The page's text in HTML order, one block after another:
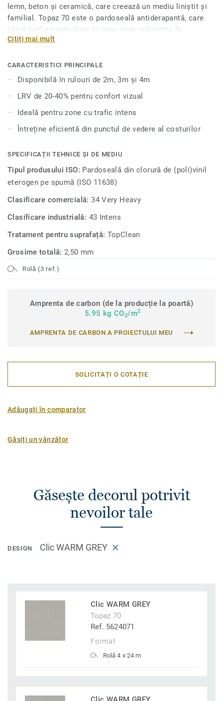
lemn, beton și ceramică, care creează un mediu liniștit și
familial. Topaz 70 este o pardoseală antiderapantă, care
oferă performanțe bune în zone unde rezistența la
alunecare este esențială. Topaz 70 îmbunătățește
deoarece peste 50% a culorilor din această gamă au o
valoare LRV (valoare de reflectare a luminii) de 20-40%.
Această colecție are proprietăți acustice bune de 13dB și
este disponibilă în formate de 2, 3 și 4 metri, ceea ce face
posibilă o instalare fără sudură, care se potrivește cu
Citiți mai mult
CARACTERISTICI PRINCIPALE
Disponibilă în rulouri de 2m, 3m și 4m
LRV de 20-40% pentru confort vizual
Ideală pentru zone cu trafic intens
Întreține eficientă din punctul de vedere al costurilor
SPECIFICAȚII TEHNICE ȘI DE MEDIU
Tipul produsului ISO: Pardoseală din clorură de (poli)vinil
eterogen pe spumă (ISO 11638)
Clasificare comercială:34 Very Heavy
Clasificare industrială: 43 Intens
Tratament pentru suprafață: TopClean
Grosime totală:2,50 mm
Rolă (3 ref.)
Amprenta de carbon (de la producție la poartă)
5.95 kg CO2/m2
AMPRENTA DE CARBON A PROIECTULUI MEU
SOLICITAȚI O COTAȚIE
Adăugați în comparator
Găsiți un vânzător
Găsește decorul potrivit
nevoilor tale
DESIGN Clic WARM GREY
Clic WARM GREY
Topaz 70
Ref. 5624071
Format
Rolă 4 x 24 m